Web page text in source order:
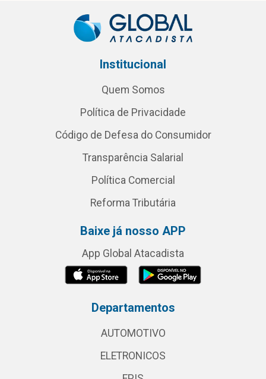
Institucional
Quem Somos
Política de Privacidade
Código de Defesa do Consumidor
Transparência Salarial
Política Comercial
Reforma Tributária
Baixe já nosso APP
App Global Atacadista
Departamentos
AUTOMOTIVO
ELETRONICOS